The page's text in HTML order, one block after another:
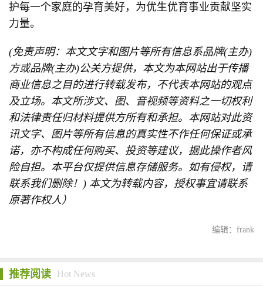
护每一个家庭的孕育美好，为优生优育事业贡献坚实
力量。
(免责声明：本文文字和图片等所有信息系品牌(主办)
方或品牌(主办)公关方提供，本文为本网站出于传播
商业信息之目的进行转载发布，不代表本网站的观点
及立场。本文所涉文、图、音视频等资料之一切权利
和法律责任归材料提供方所有和承担。本网站对此资
讯文字、图片等所有信息的真实性不作任何保证或承
诺，亦不构成任何购买、投资等建议，据此操作者风
险自担。本平台仅提供信息存储服务。如有侵权，请
联系我们删除！) 本文为转载内容，授权事宜请联系
原著作权人）
编辑：frank
推荐阅读 Hot News